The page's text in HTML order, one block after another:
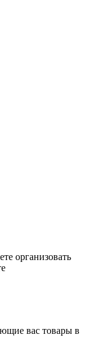
организовать
вас товары в